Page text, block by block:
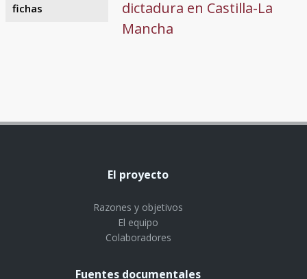
fichas
dictadura en Castilla-La
Mancha
El proyecto
Razones y objetivos
El equipo
Colaboradores
Fuentes documentales